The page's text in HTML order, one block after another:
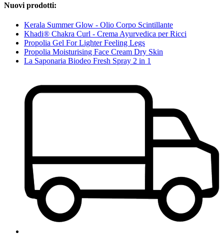
Nuovi prodotti:
Kerala Summer Glow - Olio Corpo Scintillante
Khadi® Chakra Curl - Crema Ayurvedica per Ricci
Propolia Gel For Lighter Feeling Legs
Propolia Moisturising Face Cream Dry Skin
La Saponaria Biodeo Fresh Spray 2 in 1